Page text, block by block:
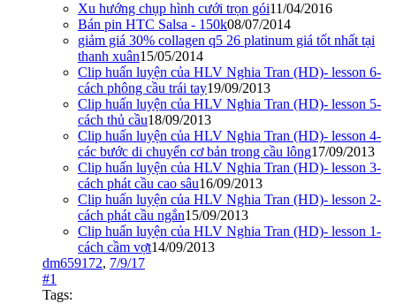
Xu hướng chụp hình cưới trọn gói11/04/2016
Bán pin HTC Salsa - 150k08/07/2014
giảm giá 30% collagen q5 26 platinum giá tốt nhất tại
thanh xuân15/05/2014
Clip huấn luyện của HLV Nghia Tran (HD)- lesson 6-
cách phông cầu trái tay19/09/2013
Clip huấn luyện của HLV Nghia Tran (HD)- lesson 5-
cách thủ cầu18/09/2013
Clip huấn luyện của HLV Nghia Tran (HD)- lesson 4-
các bước di chuyển cơ bản trong cầu lông17/09/2013
Clip huấn luyện của HLV Nghia Tran (HD)- lesson 3-
cách phát cầu cao sâu16/09/2013
Clip huấn luyện của HLV Nghia Tran (HD)- lesson 2-
cách phát cầu ngắn15/09/2013
Clip huấn luyện của HLV Nghia Tran (HD)- lesson 1-
cách cầm vợt14/09/2013
dm659172, 7/9/17
#1
Tags: